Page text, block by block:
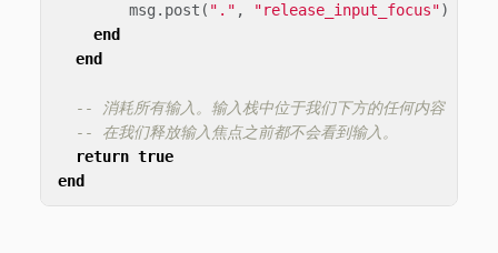
msg . post ( "." , "release_input_focus")
end
end
-- 消耗所有输入。输入栈中位于我们下方的任何内容
-- 在我们释放输入焦点之前都不会看到输入。
return true
end